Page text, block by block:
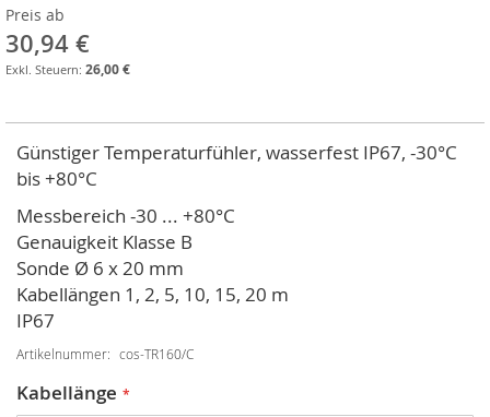
Preis ab
30,94 €
26,00 €
Günstiger Temperaturfühler, wasserfest IP67, -30°C
bis +80°C
Messbereich -30 ... +80°C
Genauigkeit Klasse B
Sonde Ø 6 x 20 mm
Kabellängen 1, 2, 5, 10, 15, 20 m
IP67
Artikelnummer cos-TR160/C
Kabellänge